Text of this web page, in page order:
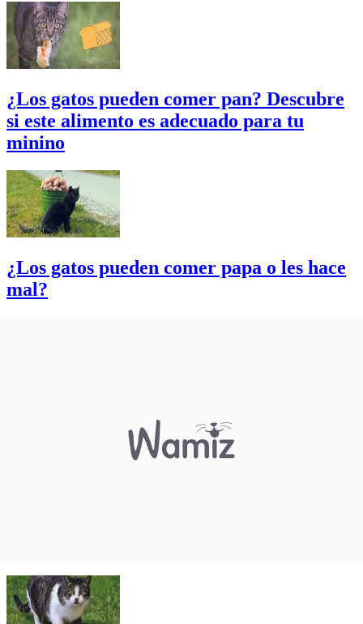
¿Los gatos pueden comer pan? Descubre
si este alimento es adecuado para tu
minino
¿Los gatos pueden comer papa o les hace
mal?